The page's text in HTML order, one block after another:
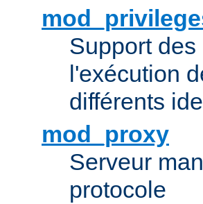
Support
l'exécution
différents
mod_proxy
Serveur
protocole